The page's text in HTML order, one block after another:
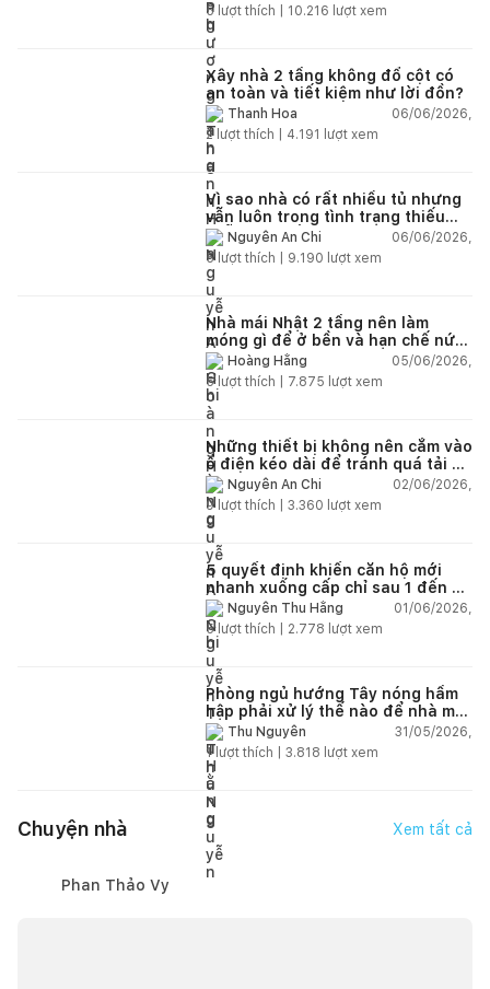
5 lượt thích | 10.216 lượt xem
Xây nhà 2 tầng không đổ cột có
an toàn và tiết kiệm như lời đồn?
Thanh Hoa
06/06/2026,
2lượt thích | 4.191 lượt xem
Vì sao nhà có rất nhiều tủ nhưng
vẫn luôn trong tình trạng thiếu
chỗ chứa đồ?
Nguyễn An Chi
06/06/2026,
5lượt thích | 9.190 lượt xem
Nhà mái Nhật 2 tầng nên làm
móng gì để ở bền và hạn chế nứt
lún?Hoàng Hằng
05/06/2026,
5lượt thích | 7.875 lượt xem
Những thiết bị không nên cắm vào
ổ điện kéo dài để tránh quá tải và
chập cháy trong nhà
Nguyễn An Chi
02/06/2026,
9lượt thích | 3.360 lượt xem
5 quyết định khiến căn hộ mới
nhanh xuống cấp chỉ sau 1 đến 2
nămNguyễn Thu Hằng
01/06/2026,
5lượt thích | 2.778 lượt xem
Phòng ngủ hướng Tây nóng hầm
hập phải xử lý thế nào để nhà mát
hơn?Thu Nguyễn
31/05/2026,
1lượt thích | 3.818 lượt xem
Chuyện nhà Xem tất cả
Phan Thảo Vy